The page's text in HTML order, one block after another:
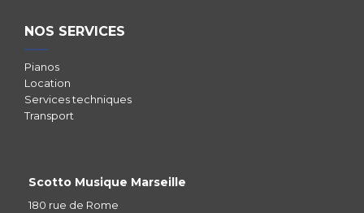
NOS SERVICES
Pianos
Location
Services techniques
Transport
Scotto Musique Marseille
180 rue de Rome